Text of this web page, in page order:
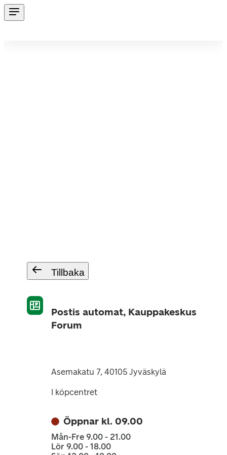
Tillbaka
Postis automat, Kauppakeskus
Forum
Asemakatu 7, 40105 Jyväskylä
I köpcentret
Öppnar kl. 09.00
Mån-Fre 9.00 - 21.00
Lör 9.00 - 18.00